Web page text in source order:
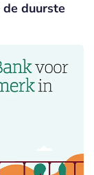
de duurste